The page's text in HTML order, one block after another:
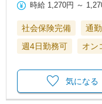
時給 1,270円 ～
社会保険完備 通
週4日勤務可
オン
気になる